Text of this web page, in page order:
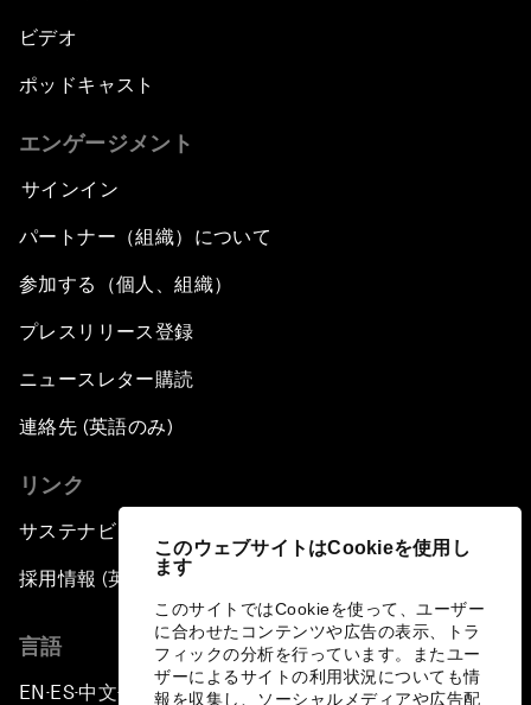
このウェブサイトはCookieを使用し
ます
このサイトではCookieを使って、ユーザー
に合わせたコンテンツや広告の表示、トラ
フィックの分析を行っています。またユー
ザーによるサイトの利用状況についても情
報を収集し、ソーシャルメディアや広告配
ビデオ
ポッドキャスト
エンゲージメント
サインイン
パートナー（組織）について
参加する（個人、組織）
プレスリリース登録
ニュースレター購読
連絡先 (英語のみ)
リンク
サステナビリティへの取り組み
採用情報 (英語のみ)
言語
EN ▪ ES▪中文▪ 日本語